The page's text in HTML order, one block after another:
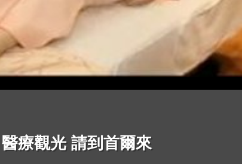
醫療觀光 請到首爾來